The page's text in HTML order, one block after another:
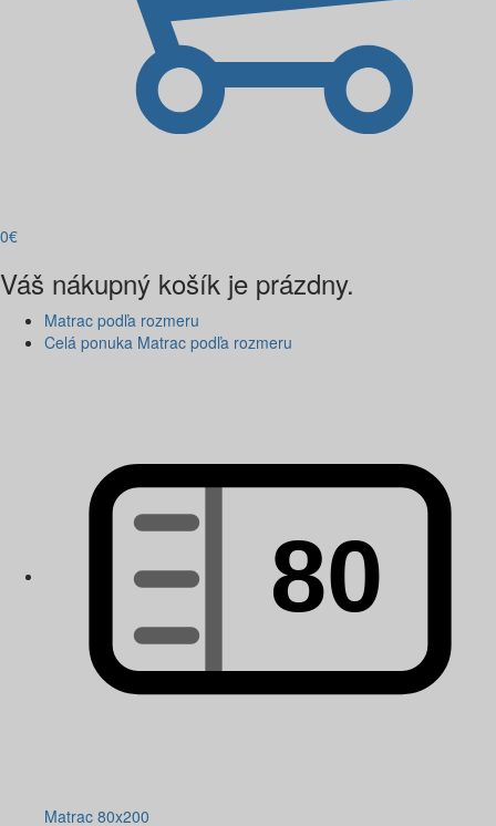
0€
Váš nákupný košík je prázdny.
Matrac podľa rozmeru
Celá ponuka Matrac podľa rozmeru
Matrac 80x200